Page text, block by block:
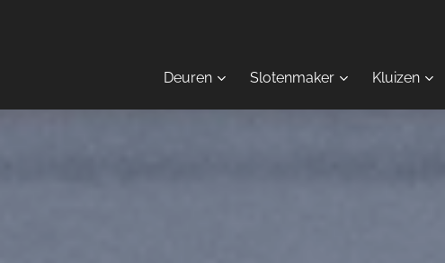
Deuren Slotenmaker Kluizen